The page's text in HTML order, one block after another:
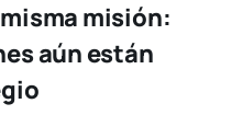
misión:
aún están